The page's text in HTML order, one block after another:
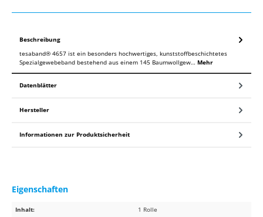
Beschreibung
tesaband® 4657 ist ein besonders hochwertiges, kunststoffbeschichtetes
Spezialgewebeband bestehend aus einem 145 Baumwollgew… Mehr
Datenblätter
Hersteller
Informationen zur Produktsicherheit
Eigenschaften
Inhalt:
1 Rolle